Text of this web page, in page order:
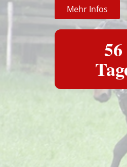
Mehr Infos
56